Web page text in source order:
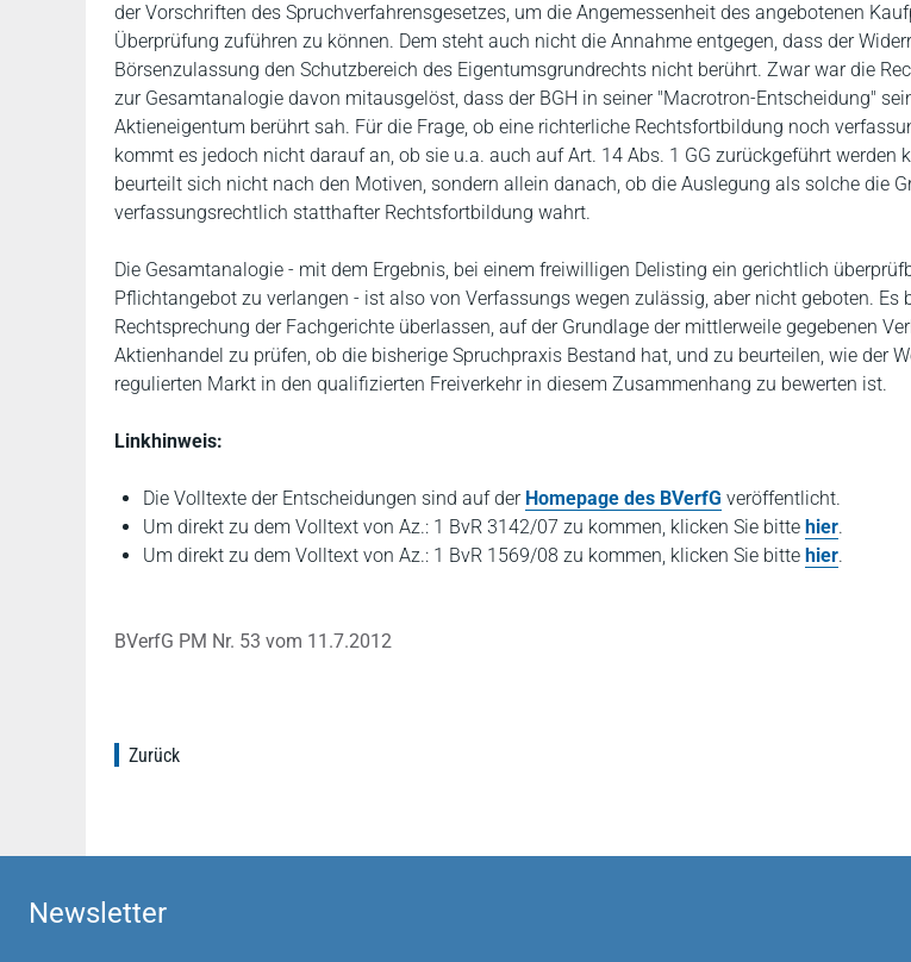
der Vorschriften des Spruchverfahrensgesetzes, um die Angemessenheit des angebotenen
Überprüfung zuführen zu können. Dem steht auch nicht die Annahme entgegen, dass der
Börsenzulassung den Schutzbereich des Eigentumsgrundrechts nicht berührt. Zwar war die
zur Gesamtanalogie davon mitausgelöst, dass der BGH in seiner "Macrotron-Entscheidung"
Aktieneigentum berührt sah. Für die Frage, ob eine richterliche Rechtsfortbildung noch
kommt es jedoch nicht darauf an, ob sie u.a. auch auf Art. 14 Abs. 1 GG zurückgeführt werden
beurteilt sich nicht nach den Motiven, sondern allein danach, ob die Auslegung als solche die
verfassungsrechtlich statthafter Rechtsfortbildung wahrt.
Die Gesamtanalogie - mit dem Ergebnis, bei einem freiwilligen Delisting ein gerichtlich
Pflichtangebot zu verlangen - ist also von Verfassungs wegen zulässig, aber nicht geboten. Es
Rechtsprechung der Fachgerichte überlassen, auf der Grundlage der mittlerweile gegebenen
Aktienhandel zu prüfen, ob die bisherige Spruchpraxis Bestand hat, und zu beurteilen, wie der
regulierten Markt in den qualifizierten Freiverkehr in diesem Zusammenhang zu bewerten ist.
Linkhinweis:
Die Volltexte der Entscheidungen sind auf der Homepage des BVerfG veröffentlicht.
Um direkt zu dem Volltext von Az.: 1 BvR 3142/07 zu kommen, klicken Sie bitte hier.
Um direkt zu dem Volltext von Az.: 1 BvR 1569/08 zu kommen, klicken Sie bitte hier.
BVerfG PM Nr. 53 vom 11.7.2012
Zurück
Newsletter